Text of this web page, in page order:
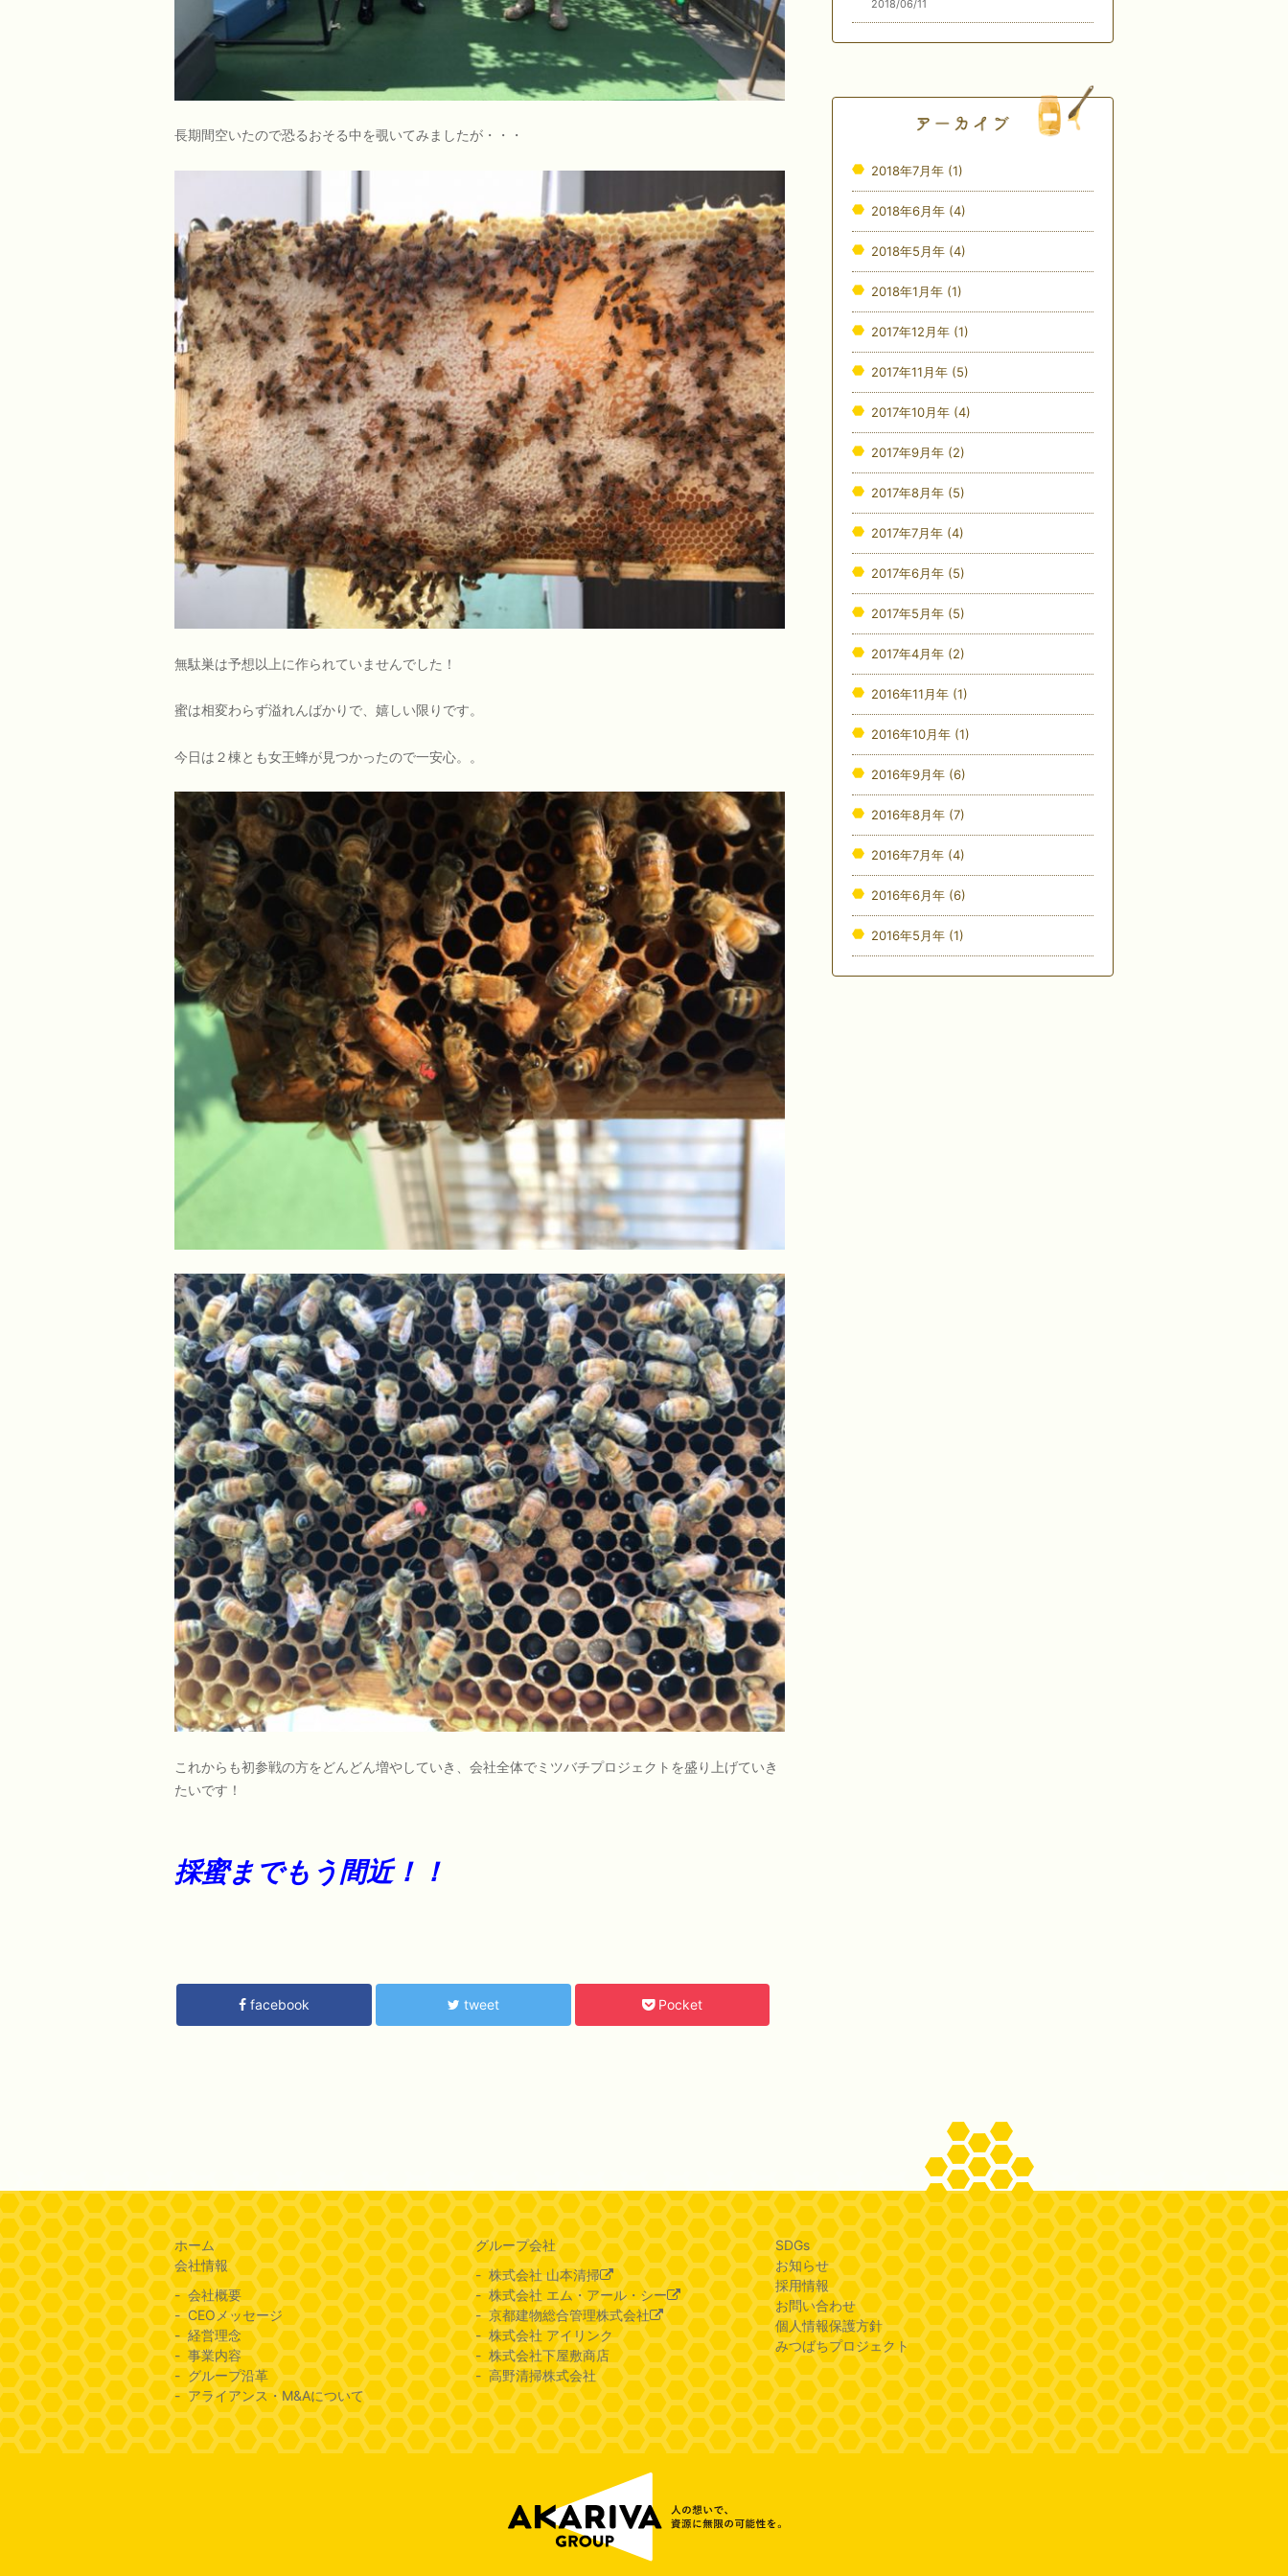
長期間空いたので恐るおそる中を覗いてみましたが・・・
無駄巣は予想以上に作られていませんでした！
蜜は相変わらず溢れんばかりで、嬉しい限りです。
今日は２棟とも女王蜂が見つかったので一安心。。
これからも初参戦の方をどんどん増やしていき、会社全体でミツバチプロジェクトを盛り上げていき
たいです！
採蜜までもう間近！！
facebook tweet Pocket
2018/06/11
2018年7月年 (1)
2018年6月年 (4)
2018年5月年 (4)
2018年1月年 (1)
2017年12月年 (1)
2017年11月年 (5)
2017年10月年 (4)
2017年9月年 (2)
2017年8月年 (5)
2017年7月年 (4)
2017年6月年 (5)
2017年5月年 (5)
2017年4月年 (2)
2016年11月年 (1)
2016年10月年 (1)
2016年9月年 (6)
2016年8月年 (7)
2016年7月年 (4)
2016年6月年 (6)
2016年5月年 (1)
ホーム
会社情報
会社概要
CEOメッセージ
経営理念
事業内容
グループ沿革
アライアンス・M&Aについて
グループ会社
株式会社 山本清掃
株式会社 エム・アール・シー
京都建物総合管理株式会社
株式会社 アイリンク
株式会社下屋敷商店
高野清掃株式会社
SDGs
お知らせ
採用情報
お問い合わせ
個人情報保護方針
みつばちプロジェクト